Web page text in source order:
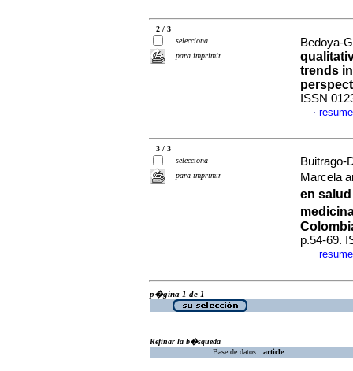
2 / 3
selecciona
para imprimir
Bedoya-
trends
ISSN
·
3 / 3
selecciona
para imprimir
Buitrago-
Marcela
en
p.54-69.
·
p�gina 1 de 1
Refinar la b�squeda
Base de datos : article